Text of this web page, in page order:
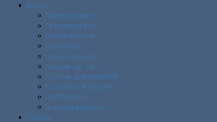
Проект
Проект магазина
Проекты рынков
Проект пекарни
Проект кафе
Проект столовой
Магазин под ключ
Решения для магазинов
Решения для общепита
Фастфуд идеи
Форматы магазинов
Обзоры